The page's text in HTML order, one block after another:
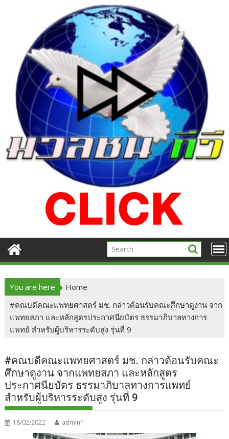
You are here
Home
#คณบดีคณะแพทยศาสตร์ มช. กล่าวต้อนรับคณะศึกษาดูงาน จาก
แพทยสภา และหลักสูตรประกาศนียบัตร ธรรมาภิบาลทางการ
แพทย์ สำหรับผู้บริหารระดับสูง รุ่นที่ 9
#คณบดีคณะแพทยศาสตร์ มช. กล่าวต้อนรับคณะ
ศึกษาดูงาน จากแพทยสภา และหลักสูตร
ประกาศนียบัตร ธรรมาภิบาลทางการแพทย์
สำหรับผู้บริหารระดับสูง รุ่นที่ 9
18/02/2022 admin1